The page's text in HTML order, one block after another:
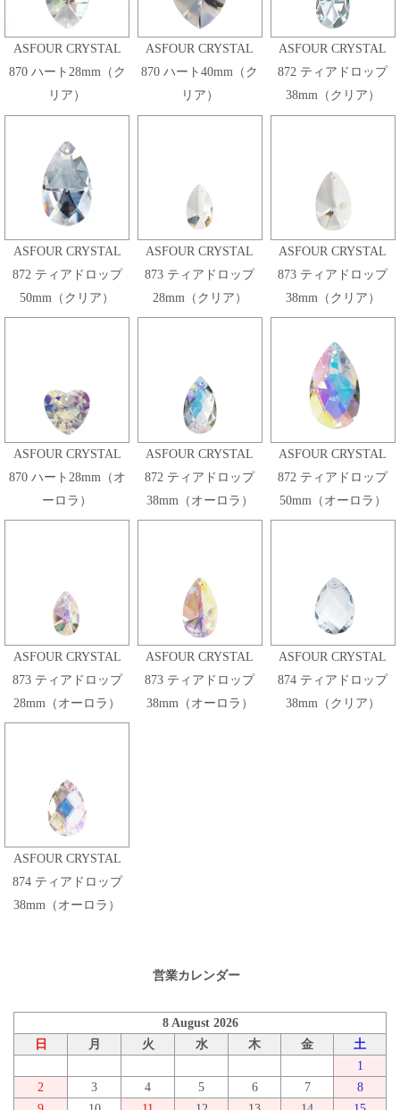
ASFOUR CRYSTAL
870 ハート28mm（ク
リア）
ASFOUR CRYSTAL
870 ハート40mm（ク
リア）
ASFOUR CRYSTAL
872 ティアドロップ
38mm（クリア）
ASFOUR CRYSTAL
872 ティアドロップ
50mm（クリア）
ASFOUR CRYSTAL
873 ティアドロップ
28mm（クリア）
ASFOUR CRYSTAL
873 ティアドロップ
38mm（クリア）
ASFOUR CRYSTAL
870 ハート28mm（オ
ーロラ）
ASFOUR CRYSTAL
872 ティアドロップ
38mm（オーロラ）
ASFOUR CRYSTAL
872 ティアドロップ
50mm（オーロラ）
ASFOUR CRYSTAL
873 ティアドロップ
28mm（オーロラ）
ASFOUR CRYSTAL
873 ティアドロップ
38mm（オーロラ）
ASFOUR CRYSTAL
874 ティアドロップ
38mm（クリア）
ASFOUR CRYSTAL
874 ティアドロップ
38mm（オーロラ）
営業カレンダー
8 August 2026
日
月 火 水 木 金
土
1
2
3 4 5 6 7
8